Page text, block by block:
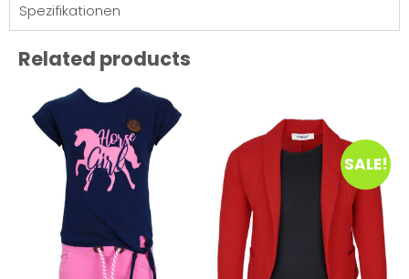
Spezifikationen
Related products
SALE!